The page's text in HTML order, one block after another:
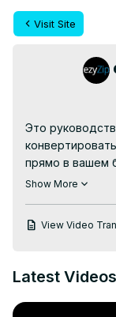
Visit Site
Это
прямо в вашем
https://
GIF для
2. Нажмите
Show More
View Video
Latest Videos